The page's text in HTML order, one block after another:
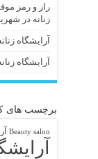
راز و رمز
زنانه در
آرایشگاه
آرایشگاه
برچسب های
Beauty salon